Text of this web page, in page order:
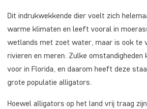
Dit indrukwekkende dier voelt zich
warme klimaten en leeft vooral in
wetlands met zoet water, maar is ook te
rivieren en meren. Zulke omstandigheden
voor in Florida, en daarom heeft deze
grote populatie alligators.
Hoewel alligators op het land vrij traag